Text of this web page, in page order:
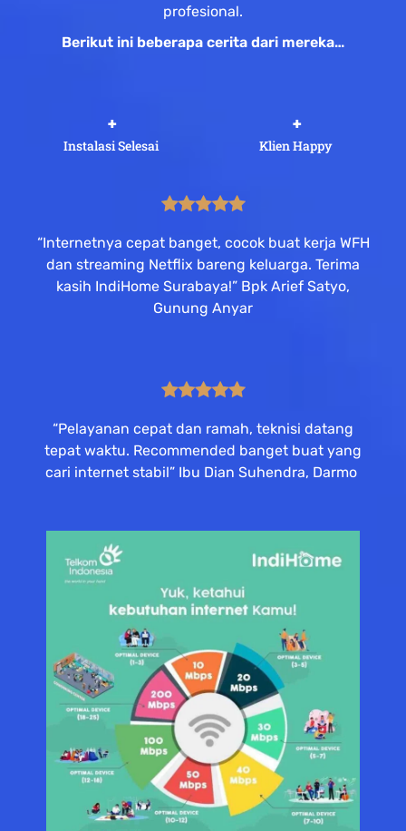
profesional.
Berikut ini beberapa cerita dari mereka…
Instalasi Selesai
+
Klien Happy
+
“Internetnya cepat banget, cocok buat kerja WFH
dan streaming Netflix bareng keluarga. Terima
kasih IndiHome Surabaya!” Bpk Arief Satyo,
Gunung Anyar
“Pelayanan cepat dan ramah, teknisi datang
tepat waktu. Recommended banget buat yang
cari internet stabil” Ibu Dian Suhendra, Darmo